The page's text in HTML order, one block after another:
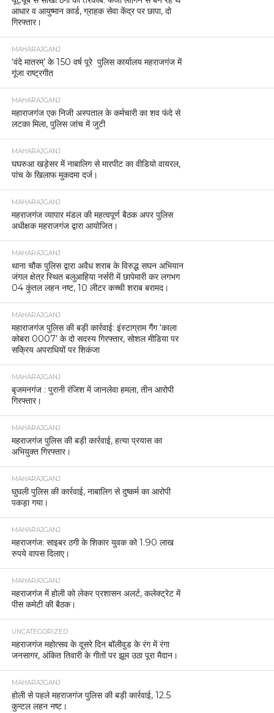
आधार व आयुष्मान कार्ड, ग्राहक सेवा केंद्र पर छापा, दो
गिरफ्तार।
MAHARAJGANJ
‘वंदे मातरम्’ के 150 वर्ष पूरे पुलिस कार्यालय महराजगंज में
गूंजा राष्ट्रगीत
MAHARAJGANJ
महाराजगंज एक निजी अस्पताल के कर्मचारी का शव फंदे से
लटका मिला, पुलिस जांच में जुटी
MAHARAJGANJ
घघरुआ खड़ेसर में नाबालिग से मारपीट का वीडियो वायरल,
पांच के खिलाफ मुकदमा दर्ज।
MAHARAJGANJ
महराजगंज व्यापार मंडल की महत्वपूर्ण बैठक अपर पुलिस
अधीक्षक महराजगंज द्वारा आयोजित।
MAHARAJGANJ
थाना चौक पुलिस द्वारा अवैध शराब के विरुद्ध सघन अभियान
जंगल क्षेत्र स्थित बलुआहिया नर्सरी में छापेमारी कर लगभग
04 कुंतल लहन नष्ट, 10 लीटर कच्ची शराब बरामद।
MAHARAJGANJ
महाराजगंज पुलिस की बड़ी कार्रवाई: इंस्टाग्राम गैंग ‘काला
कोबरा 0007’ के दो सदस्य गिरफ्तार, सोशल मीडिया पर
सक्रिय अपराधियों पर शिकंजा
MAHARAJGANJ
बृजमनगंज : पुरानी रंजिश में जानलेवा हमला, तीन आरोपी
गिरफ्तार।
MAHARAJGANJ
महराजगंज पुलिस की बड़ी कार्रवाई, हत्या प्रयास का
अभियुक्त गिरफ्तार।
MAHARAJGANJ
घुघली पुलिस की कार्रवाई, नाबालिग से दुष्कर्म का आरोपी
पकड़ा गया।
MAHARAJGANJ
महराजगंज: साइबर ठगी के शिकार युवक को 1.90 लाख
रुपये वापस दिलाए।
MAHARAJGANJ
महराजगंज में होली को लेकर प्रशासन अलर्ट, कलेक्ट्रेट में
पीस कमेटी की बैठक।
UNCATEGORIZED
महराजगंज महोत्सव के दूसरे दिन बॉलीवुड के रंग में रंगा
जनसागर, अंकित तिवारी के गीतों पर झूम उठा पूरा मैदान।
MAHARAJGANJ
होली से पहले महराजगंज पुलिस की बड़ी कार्रवाई, 12.5
कुन्टल लहन नष्ट।